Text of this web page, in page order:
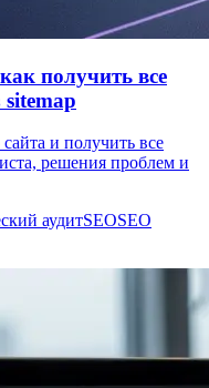
получить все
и получить все
решения проблем и
аудитSEOSEO